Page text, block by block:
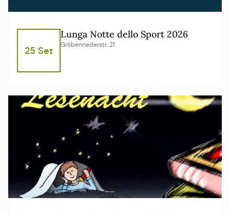
25 Set
Lunga Notte dello Sport 2026
Gröbenriederstr. 21